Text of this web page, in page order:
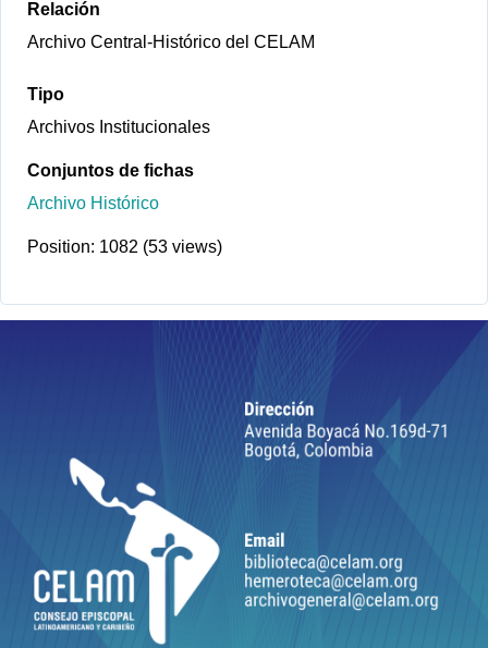
Relación
Archivo Central-Histórico del CELAM
Tipo
Archivos Institucionales
Conjuntos de fichas
Archivo Histórico
Position: 1082 (53 views)